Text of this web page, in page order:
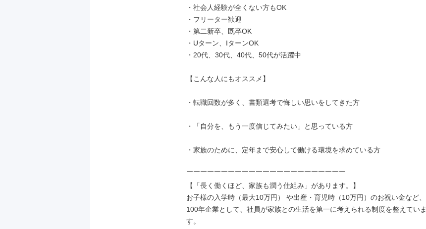
・社会人経験が全くない方もOK
・フリーター歓迎
・第二新卒、既卒OK
・Uターン、IターンOK
・20代、30代、40代、50代が活躍中
【こんな人にもオススメ】
・転職回数が多く、書類選考で悔しい思いをしてきた方
・「自分を、もう一度信じてみたい」と思っている方
・家族のために、定年まで安心して働ける環境を求めている方
￣￣￣￣￣￣￣￣￣￣￣￣￣￣￣￣￣￣￣￣￣￣￣
【「長く働くほど、家族も潤う仕組み」があります。】
お子様の入学時（最大10万円） や出産・育児時（10万円）のお祝い金など、
100年企業として、社員が家族との生活を第一に考えられる制度を整えていま
す。